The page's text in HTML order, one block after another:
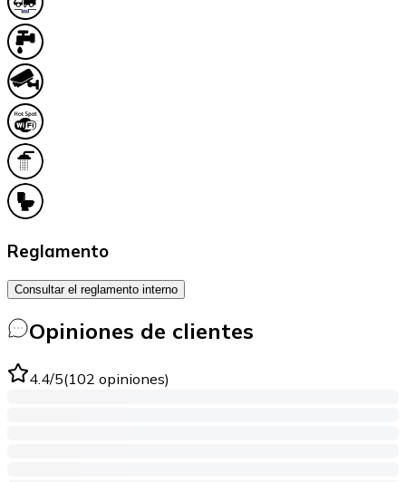
Reglamento
Consultar el reglamento interno
Opiniones de clientes
4.4/5(102 opiniones)